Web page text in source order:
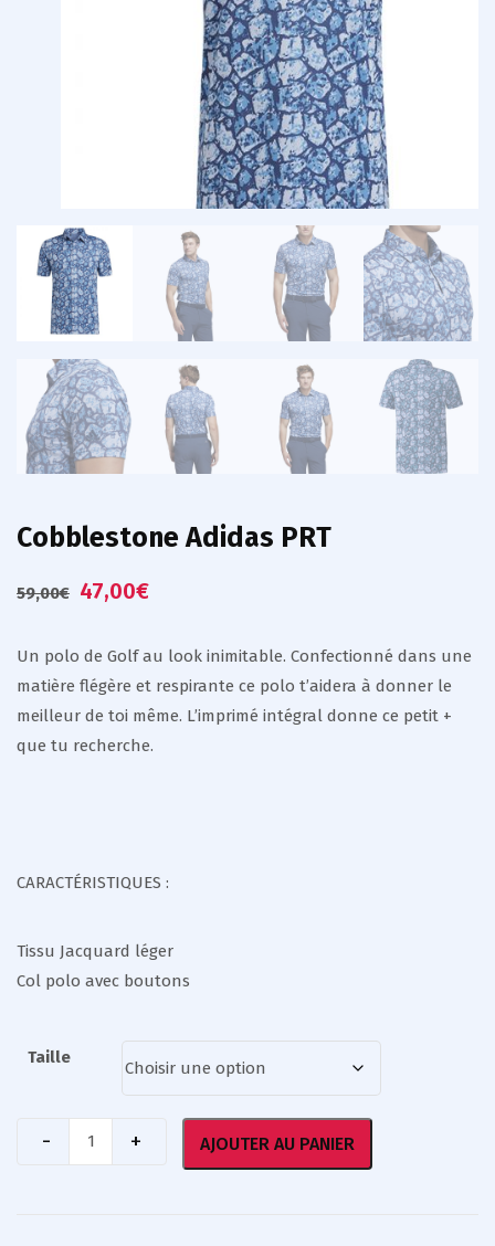
Cobblestone Adidas PRT
59,00€ 47,00€
Un polo de Golf au look inimitable. Confectionné dans une
matière flégère et respirante ce polo t’aidera à donner le
meilleur de toi même. L’imprimé intégral donne ce petit +
que tu recherche.
CARACTÉRISTIQUES :
Tissu Jacquard léger
Col polo avec boutons
Taille
AJOUTER AU PANIER